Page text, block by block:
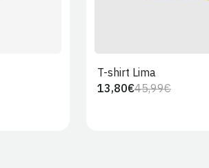
T-shirt Lima
Preço
45,99€Preço
13,80€